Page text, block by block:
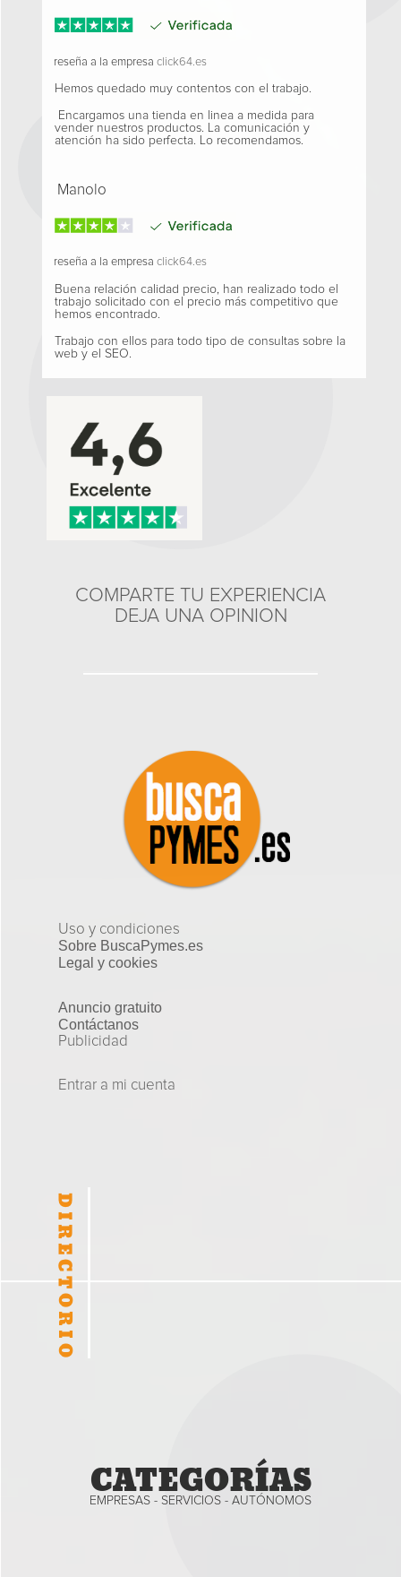
reseña a la empresa click64.es
Hemos quedado muy contentos con el trabajo.
Encargamos una tienda en linea a medida para
vender nuestros productos. La comunicación y
atención ha sido perfecta. Lo recomendamos.
Manolo
reseña a la empresa click64.es
Buena relación calidad precio, han realizado todo el
trabajo solicitado con el precio más competitivo que
hemos encontrado.
Trabajo con ellos para todo tipo de consultas sobre la
web y el SEO.
COMPARTE TU EXPERIENCIA
DEJA UNA OPINION
Uso y condiciones
Sobre BuscaPymes.es
Legal y cookies
Anuncio gratuito
Contáctanos
Publicidad
Entrar a mi cuenta
CATEGORÍAS
EMPRESAS - SERVICIOS - AUTÓNOMOS